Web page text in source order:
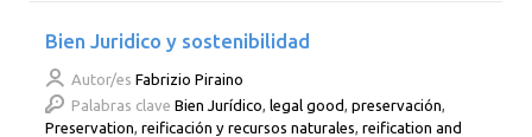
Bien Juridico y sostenibilidad
Autor/es Fabrizio Piraino
Palabras clave Bien Jurídico,legal good,preservación,
Preservation,reificación y recursos naturales,reification and